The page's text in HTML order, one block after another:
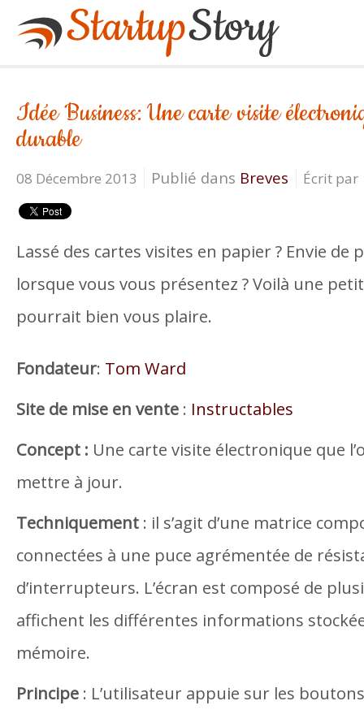
Idée Business: Une carte visite
durable
08 Décembre 2013 Publié dans Breves Écrit par
Lassé des cartes visites en papier ? Envie de
lorsque vous vous présentez ? Voilà une
pourrait bien vous plaire.
Fondateur: Tom Ward
Site de mise en vente : Instructables
Concept : Une carte visite électronique que
mettre à jour.
Techniquement : il s’agit d’une matrice
connectées à une puce agrémentée de
d’interrupteurs. L’écran est composé de
affichent les différentes informations
mémoire.
Principe : L’utilisateur appuie sur les